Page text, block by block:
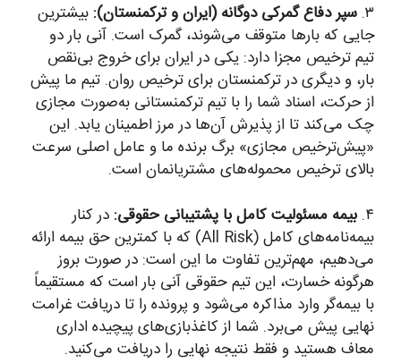
۳. سپر دفاع گمرکی دوگانه (ایران و ترکمنستان): بیشترین
جایی که بارها متوقف می‌شوند، گمرک است. آنی بار دو
تیم ترخیص مجزا دارد: یکی در ایران برای خروج بی‌نقص
بار، و دیگری در ترکمنستان برای ترخیص روان. تیم ما پیش
از حرکت، اسناد شما را با تیم ترکمنستانی به‌صورت مجازی
چک می‌کند تا از پذیرش آن‌ها در مرز اطمینان یابد. این
«پیش‌ترخیص مجازی» برگ برنده ما و عامل اصلی سرعت
بالای ترخیص محموله‌های مشتریانمان است.
۴. بیمه مسئولیت کامل با پشتیبانی حقوقی: در کنار
بیمه‌نامه‌های کامل (All Risk) که با کمترین حق بیمه ارائه
می‌دهیم، مهم‌ترین تفاوت ما این است: در صورت بروز
هرگونه خسارت، این تیم حقوقی آنی بار است که مستقیماً
با بیمه‌گر وارد مذاکره می‌شود و پرونده را تا دریافت غرامت
نهایی پیش می‌برد. شما از کاغذبازی‌های پیچیده اداری
معاف هستید و فقط نتیجه نهایی را دریافت می‌کنید.